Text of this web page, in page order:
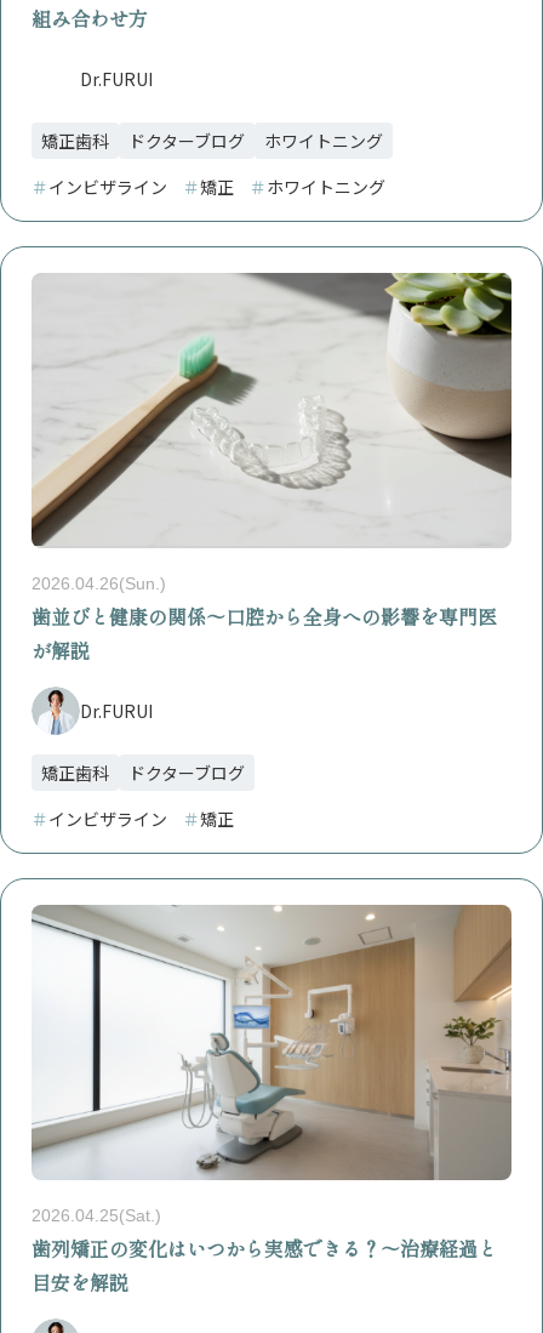
組み合わせ方
Dr.FURUI
矯正歯科 ドクターブログ
ホワイトニング
＃インビザライン ＃矯正 ＃ホワイトニング
2026.04.26(Sun.)
歯並びと健康の関係〜口腔から全身への影響を専門医
が解説
Dr.FURUI
矯正歯科
ドクターブログ
＃インビザライン ＃矯正
2026.04.25(Sat.)
歯列矯正の変化はいつから実感できる？〜治療経過と
目安を解説